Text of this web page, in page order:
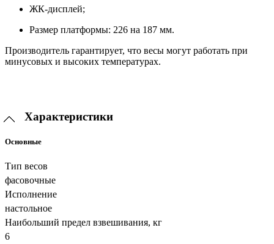
ЖК-дисплей;
Размер платформы: 226 на 187 мм.
Производитель гарантирует, что весы могут работать при
минусовых и высоких температурах.
Характеристики
Основные
Тип весов
фасовочные
Исполнение
настольное
Наибольший предел взвешивания, кг
6